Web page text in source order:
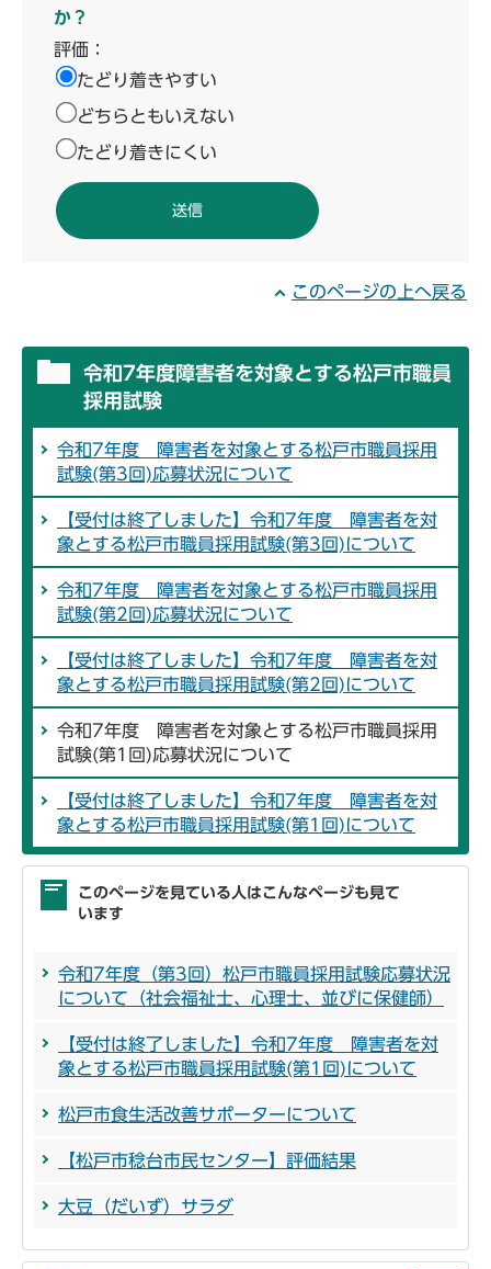
か？
評価：
たどり着きやすい
どちらともいえない
たどり着きにくい
このページの上へ戻る
令和7年度障害者を対象とする松戸市職員
採用試験
令和7年度 障害者を対象とする松戸市職員採用
試験(第3回)応募状況について
【受付は終了しました】令和7年度 障害者を対
象とする松戸市職員採用試験(第3回)について
令和7年度 障害者を対象とする松戸市職員採用
試験(第2回)応募状況について
【受付は終了しました】令和7年度 障害者を対
象とする松戸市職員採用試験(第2回)について
令和7年度 障害者を対象とする松戸市職員採用
試験(第1回)応募状況について
【受付は終了しました】令和7年度 障害者を対
象とする松戸市職員採用試験(第1回)について
このページを見ている人はこんなページも見て
います
令和7年度（第3回）松戸市職員採用試験応募状況
について（社会福祉士、心理士、並びに保健師）
【受付は終了しました】令和7年度 障害者を対
象とする松戸市職員採用試験(第1回)について
松戸市食生活改善サポーターについて
【松戸市稔台市民センター】評価結果
大豆（だいず）サラダ